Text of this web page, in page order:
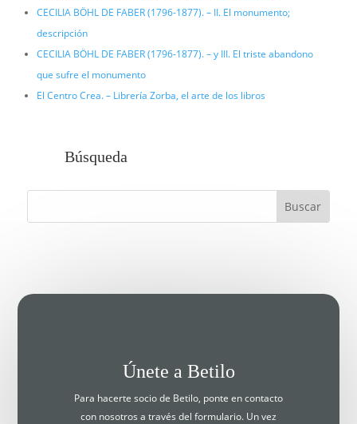
CECILIA BÖHL DE FABER (1796-1877). – II. El monumento;
descripción
CECILIA BÖHL DE FABER (1796-1877). – y III. El triste abandono
que sufre el monumento
El Centro Crea. – Librería Zorba, el arte de los libros
Búsqueda
Únete a Betilo
Para hacerte socio de Betilo, ponte en contacto
con nosotros a través del formulario. Un vez